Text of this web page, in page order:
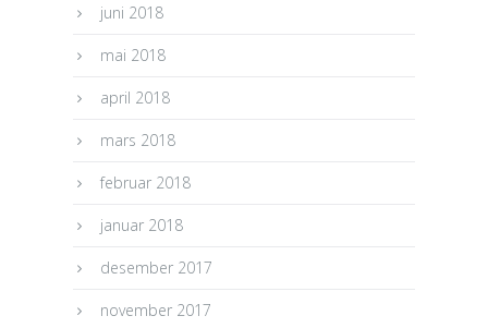
juni 2018
mai 2018
april 2018
mars 2018
februar 2018
januar 2018
desember 2017
november 2017